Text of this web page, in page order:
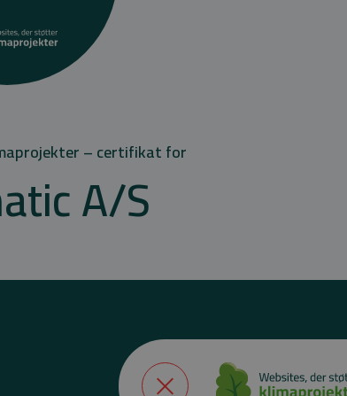
– certifikat for
A/S